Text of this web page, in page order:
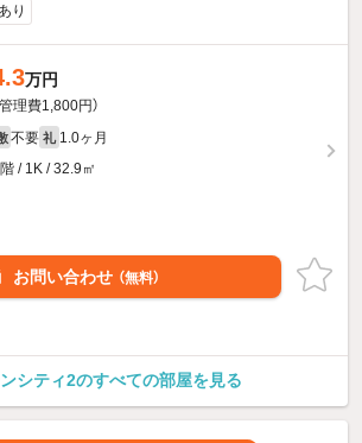
り
万円
管理費1,800円）
不要 礼 1.0ヶ月
/ 1K / 32.9㎡
お問い合わせ （無料）
シティ2のすべての部屋を見る